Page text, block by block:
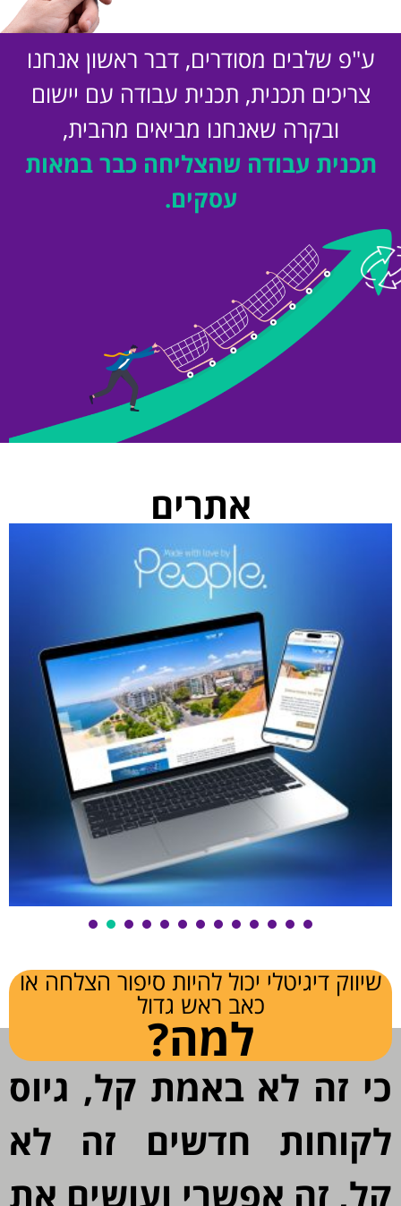
ע"פ שלבים מסודרים, דבר ראשון אנחנו
צריכים תכנית, תכנית עבודה עם יישום
ובקרה שאנחנו מביאים מהבית,
תכנית עבודה שהצליחה כבר במאות
עסקים.
אתרים
שיווק דיגיטלי יכול להיות סיפור הצלחה או
כאב ראש גדול
למה?
זה לא באמת קל, גיוס
חדשים זה לא
זה אפשרי ועושים את